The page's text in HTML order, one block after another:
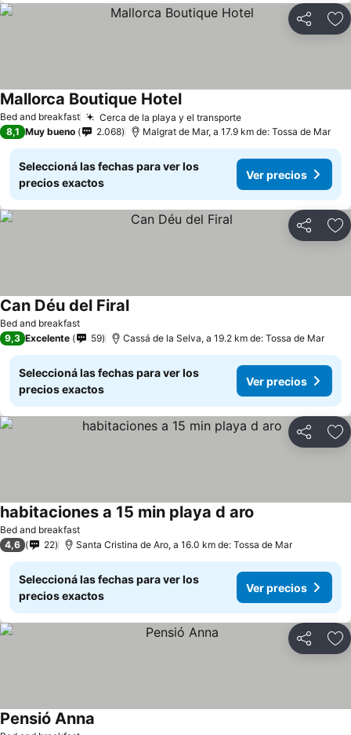
Compartir
Bed and breakfast Cerca de la playa y el transporte
Mallorca Boutique Hotel
8,1 Muy bueno 2.068 Malgrat de Mar, a 17.9 km de: Tossa de Mar
Seleccioná las fechas para ver los
precios exactos
Ver precios
Compartir
Bed and breakfast
Can Déu del Firal
9,3 Excelente 59 Cassá de la Selva, a 19.2 km de: Tossa de Mar
Seleccioná las fechas para ver los
precios exactos
Ver precios
Compartir
Bed and breakfast
habitaciones a 15 min playa d aro
4,6 22 Santa Cristina de Aro, a 16.0 km de: Tossa de Mar
Seleccioná las fechas para ver los
precios exactos
Ver precios
Compartir
Pensió Anna